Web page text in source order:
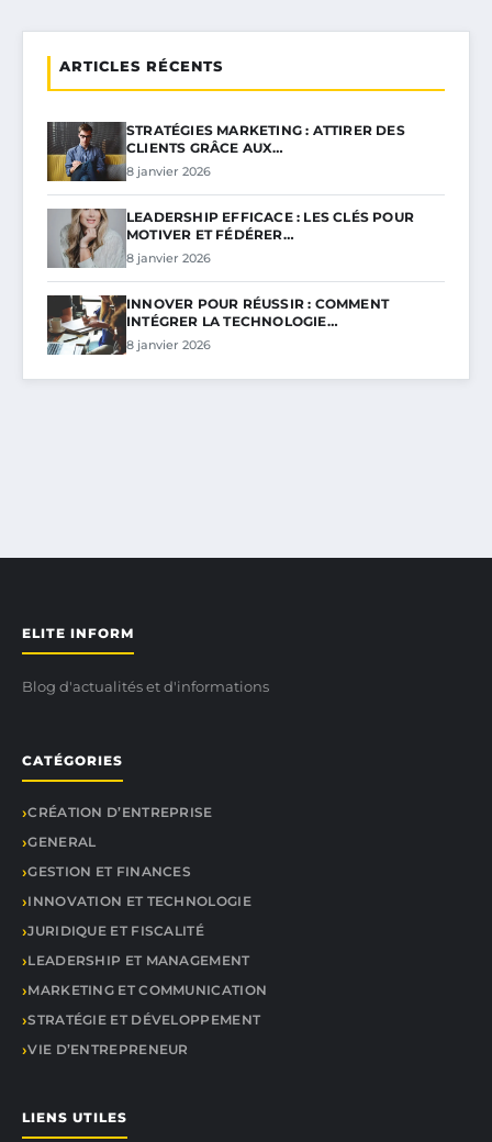
ARTICLES RÉCENTS
STRATÉGIES MARKETING : ATTIRER DES
CLIENTS GRÂCE AUX…
8 janvier 2026
LEADERSHIP EFFICACE : LES CLÉS POUR
MOTIVER ET FÉDÉRER…
8 janvier 2026
INNOVER POUR RÉUSSIR : COMMENT
INTÉGRER LA TECHNOLOGIE…
8 janvier 2026
ELITE INFORM
Blog d'actualités et d'informations
CATÉGORIES
CRÉATION D’ENTREPRISE
GENERAL
GESTION ET FINANCES
INNOVATION ET TECHNOLOGIE
JURIDIQUE ET FISCALITÉ
LEADERSHIP ET MANAGEMENT
MARKETING ET COMMUNICATION
STRATÉGIE ET DÉVELOPPEMENT
VIE D’ENTREPRENEUR
LIENS UTILES